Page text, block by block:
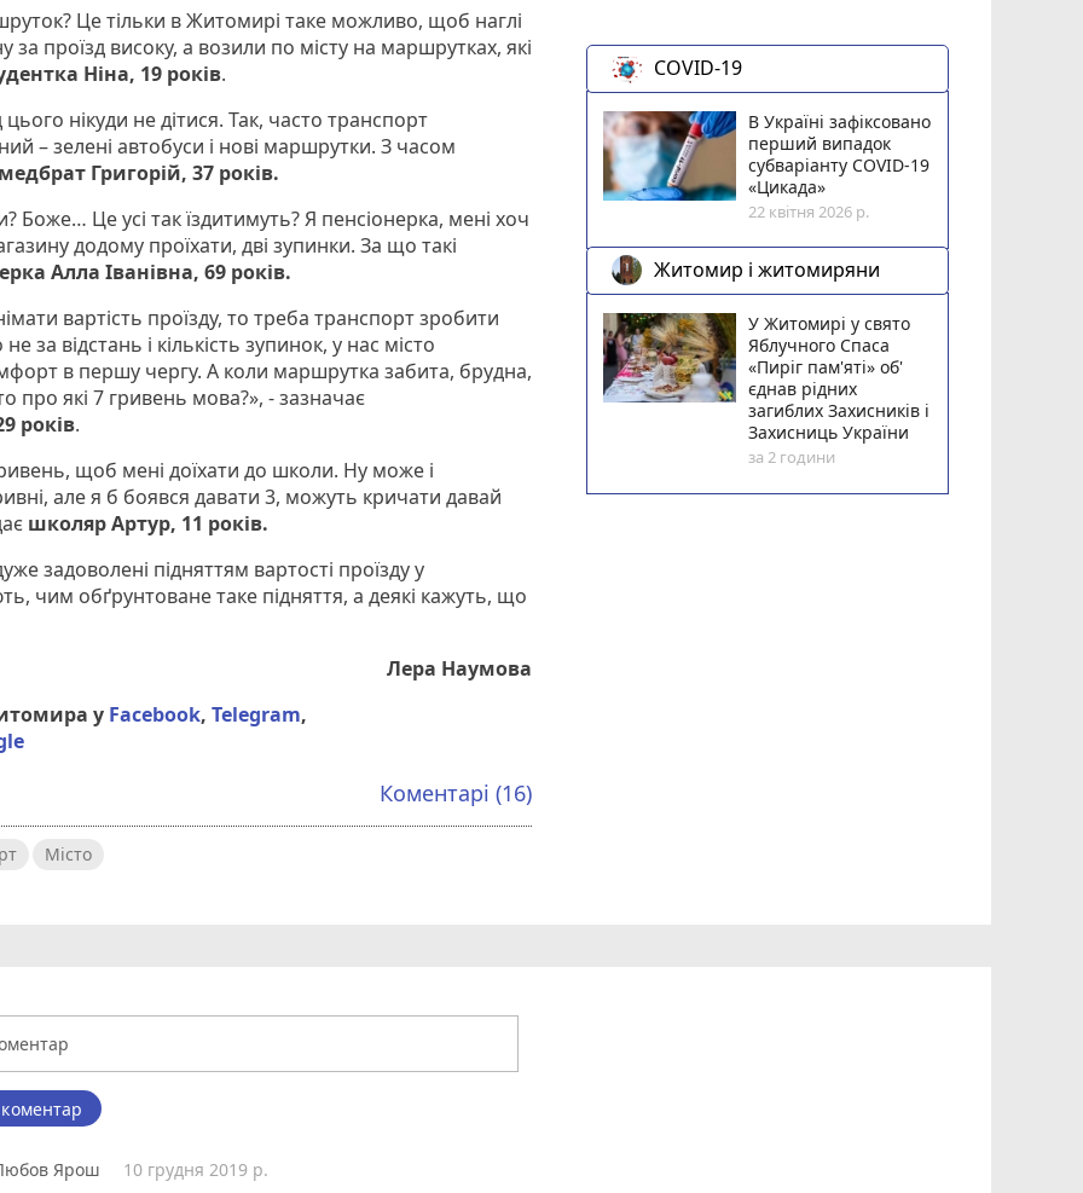
Це тільки в Житомирі таке можливо, щоб наглі
за проїзд високу, а возили по місту на маршрутках, які
Ніна, 19 років.
нікуди не дітися. Так, часто транспорт
– зелені автобуси і нові маршрутки. З часом
медбрат Григорій, 37 років.
Боже… Це усі так їздитимуть? Я пенсіонерка, мені хоч
додому проїхати, дві зупинки. За що такі
Алла Іванівна, 69 років.
вартість проїзду, то треба транспорт зробити
відстань і кількість зупинок, у нас місто
в першу чергу. А коли маршрутка забита, брудна,
про які 7 гривень мова?», - зазначає
років.
щоб мені доїхати до школи. Ну може і
але я б боявся давати 3, можуть кричати давай
школяр Артур, 11 років.
задоволені підняттям вартості проїзду у
чим обґрунтоване таке підняття, а деякі кажуть, що
Лера Наумова
у Facebook,Telegram,
Коментарі (16)
Місто
COVID-19
В Україні зафіксовано
перший випадок
субваріанту COVID-19
«Цикада»
22 квітня 2026 р.
Житомир і житомиряни
У Житомирі у свято
Яблучного Спаса
«Пиріг пам'яті» об'
єднав рідних
загиблих Захисників і
Захисниць України
за 2 години
Ярош 10 грудня 2019 р.